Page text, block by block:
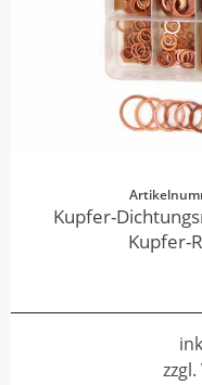
Kupfer-
Kupfer-